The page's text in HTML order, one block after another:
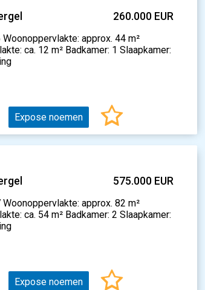
260.000 EUR
Woonoppervlakte: approx. 44 m²
ca. 12 m² Badkamer: 1 Slaapkamer:
Expose noemen
575.000 EUR
Woonoppervlakte: approx. 82 m²
ca. 54 m² Badkamer: 2 Slaapkamer:
Expose noemen